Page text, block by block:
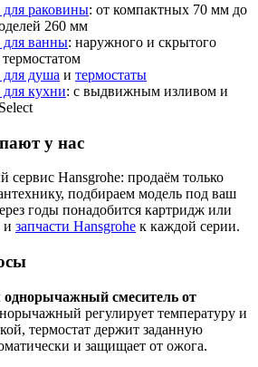
раковины: от компактных 70 мм до
260 мм
ванны: наружного и скрытого
душа и термостаты
кухни: с выдвижным изливом и
у нас
Hansgrohe: продаём только
подбираем модель под ваш
годы понадобится картридж или
и запчасти Hansgrohe к каждой серии.
однорычажный смеситель от
регулирует температуру и
термостат держит заданную
и защищает от ожога.